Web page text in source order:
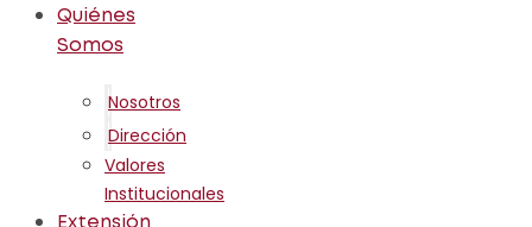
Quiénes
Somos
Nosotros
Dirección
Valores
Institucionales
Extensión